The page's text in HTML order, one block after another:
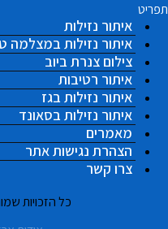
תפריט
איתור נזילות
איתור נזילות במצלמה
צילום צנרת ביוב
איתור רטיבות
איתור נזילות בגז
איתור נזילות בסאונד
מאמרים
הצהרת נגישות אתר
צרו קשר
כל הזכויות